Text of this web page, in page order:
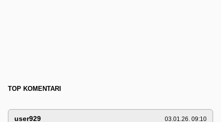
TOP KOMENTARI
user929 03.01.26. 09:10